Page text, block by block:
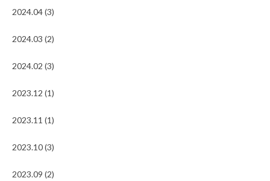
2024.04 (3)
2024.03 (2)
2024.02 (3)
2023.12 (1)
2023.11 (1)
2023.10 (3)
2023.09 (2)